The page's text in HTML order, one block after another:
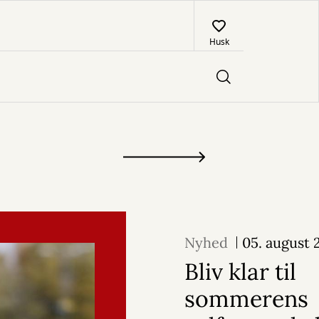
Husk
Nyhed 05. august
Bliv klar til
sommerens